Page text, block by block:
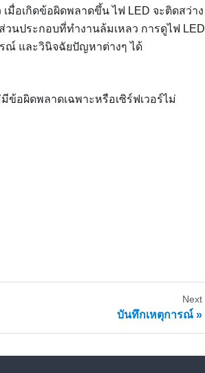
อเกิดข้อผิดพลาดขึ้น ไฟ LED จะติดสว่าง
นประกอบที่ทำงานล้มเหลว การดูไฟ LED
ณ์ และวินิจฉัยปัญหาต่างๆ ได้
อผิดพลาดเฉพาะหรือเซิร์ฟเวอร์ไม่
Next
บันทึกเหตุการณ์